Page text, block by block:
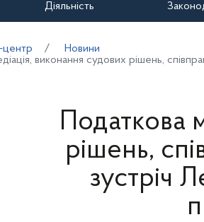
Діяльність
центр
Новини
виконання судових рішень,
Податкова
рішень,
зустріч